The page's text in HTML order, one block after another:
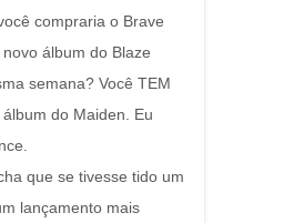
compraria o Brave
álbum do Blaze
semana? Você TEM
do Maiden. Eu
que se tivesse tido um
lançamento mais